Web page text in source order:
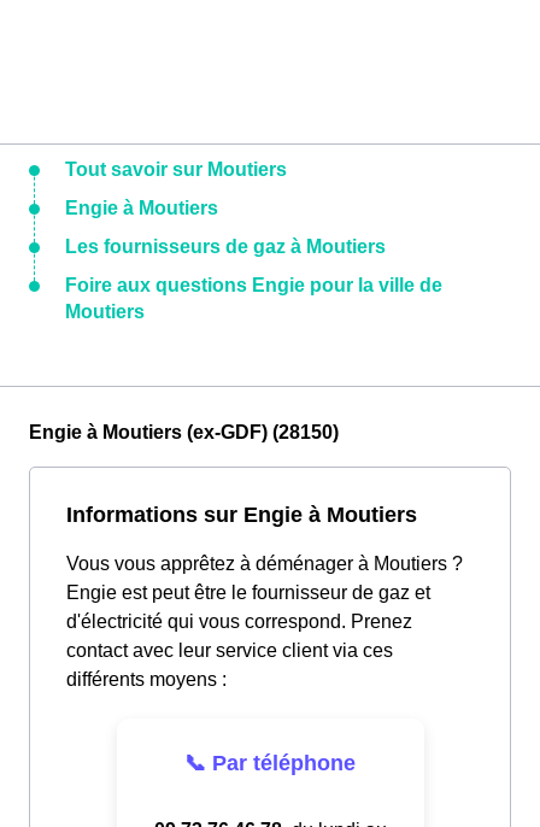
Tout savoir sur Moutiers
Engie à Moutiers
Les fournisseurs de gaz à Moutiers
Foire aux questions Engie pour la ville de
Moutiers
Engie à Moutiers (ex-GDF) (28150)
Informations sur Engie à Moutiers
Vous vous apprêtez à déménager à Moutiers ?
Engie est peut être le fournisseur de gaz et
d'électricité qui vous correspond. Prenez
contact avec leur service client via ces
différents moyens :
📞 Par téléphone